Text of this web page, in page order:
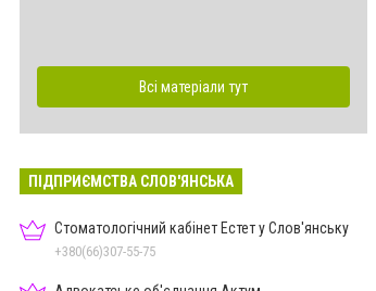
Всі матеріали тут
ПІДПРИЄМСТВА СЛОВ'ЯНСЬКА
Стоматологічний кабінет Естет у Слов'янську
+380(66)307-55-75